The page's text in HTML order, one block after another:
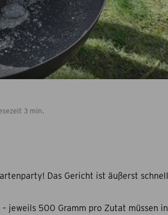
3 min.
Das Gericht ist äußerst schnell
jeweils 500 Gramm pro Zutat müssen in